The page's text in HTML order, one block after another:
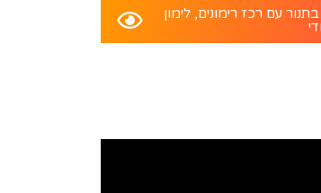
עם רכז רימונים, לימון